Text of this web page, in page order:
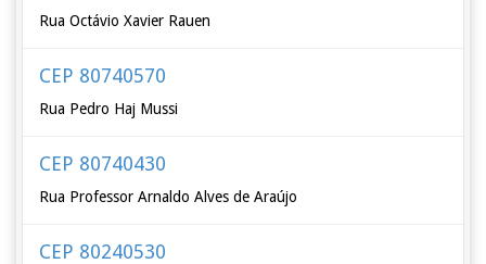
Rua Octávio Xavier Rauen
CEP 80740570
Rua Pedro Haj Mussi
CEP 80740430
Rua Professor Arnaldo Alves de Araújo
CEP 80240530